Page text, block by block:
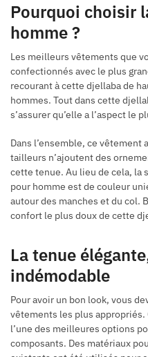
Pourquoi choisir
homme ?
Les meilleurs vêtements que
confectionnés avec le plus
recourant à cette djellaba de
hommes. Tout dans cette
s’assurer qu’elle a l’aspect le
Dans l’ensemble, ce
tailleurs n’ajoutent des
cette tenue. Au lieu de cela, la
pour homme est de couleur
autour des manches et du col.
confort le plus doux de cette
La tenue
indémodable
Pour avoir un bon look, vous
vêtements les plus
l’une des meilleures options
composants. Des matériaux